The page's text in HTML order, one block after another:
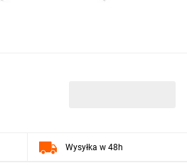
Wysyłka w 48h